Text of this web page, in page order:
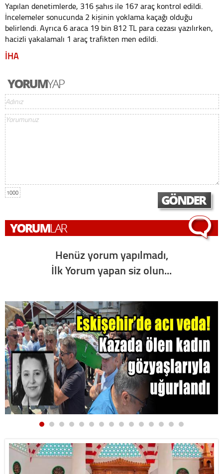
Yapılan denetimlerde, 316 şahıs ile 167 araç kontrol edildi.
İncelemeler sonucunda 2 kişinin yoklama kaçağı olduğu
belirlendi. Ayrıca 6 araca 19 bin 812 TL para cezası yazılırken,
hacizli yakalamalı 1 araç trafikten men edildi.
İHA
1000
Henüz yorum yapılmadı,
İlk Yorum yapan siz olun...